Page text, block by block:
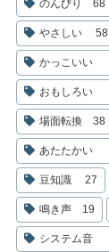
のんびり 68
やさしい 58
かっこいい
おもしろい
場面転換 38
あたたかい
豆知識 27
鳴き声 19
システム音